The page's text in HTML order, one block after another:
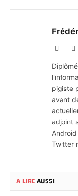
pigiste
avant
adjoint
Twitter
A LIREAUSSI